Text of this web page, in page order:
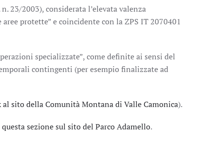
23/2003), considerata l’elevata valenza
protette” e coincidente con la ZPS IT 2070401
specializzate”, come definite ai sensi del
contingenti (per esempio finalizzate ad
sito della Comunità Montana di Valle Camonica).
questa sezione sul sito del Parco Adamello.